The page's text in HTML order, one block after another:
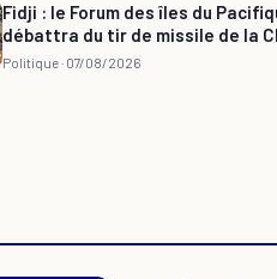
Fidji : le Forum des îles du
débattra du tir de missile de la
Politique · 07/08/2026